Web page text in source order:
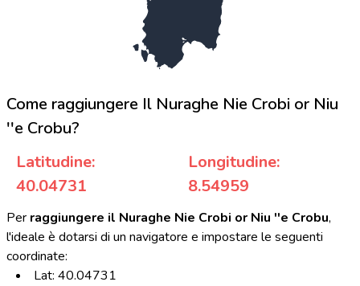
Come raggiungere Il Nuraghe Nie Crobi or Niu
''e Crobu?
Latitudine:
40.04731
Longitudine:
8.54959
Per raggiungere il Nuraghe Nie Crobi or Niu ''e Crobu,
l'ideale è dotarsi di un navigatore e impostare le seguenti
coordinate:
Lat: 40.04731